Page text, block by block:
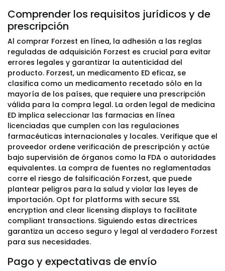
Comprender los requisitos jurídicos y de
prescripción
Al comprar Forzest en línea, la adhesión a las reglas
reguladas de adquisición Forzest es crucial para evitar
errores legales y garantizar la autenticidad del
producto. Forzest, un medicamento ED eficaz, se
clasifica como un medicamento recetado sólo en la
mayoría de los países, que requiere una prescripción
válida para la compra legal. La orden legal de medicina
ED implica seleccionar las farmacias en línea
licenciadas que cumplen con las regulaciones
farmacéuticas internacionales y locales. Verifique que el
proveedor ordene verificación de prescripción y actúe
bajo supervisión de órganos como la FDA o autoridades
equivalentes. La compra de fuentes no reglamentadas
corre el riesgo de falsificación Forzest, que puede
plantear peligros para la salud y violar las leyes de
importación. Opt for platforms with secure SSL
encryption and clear licensing displays to facilitate
compliant transactions. Siguiendo estas directrices
garantiza un acceso seguro y legal al verdadero Forzest
para sus necesidades.
Pago y expectativas de envío